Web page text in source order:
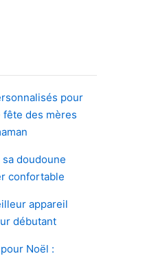
pour
des mères
doudoune
confortable
appareil
débutant
Noël :